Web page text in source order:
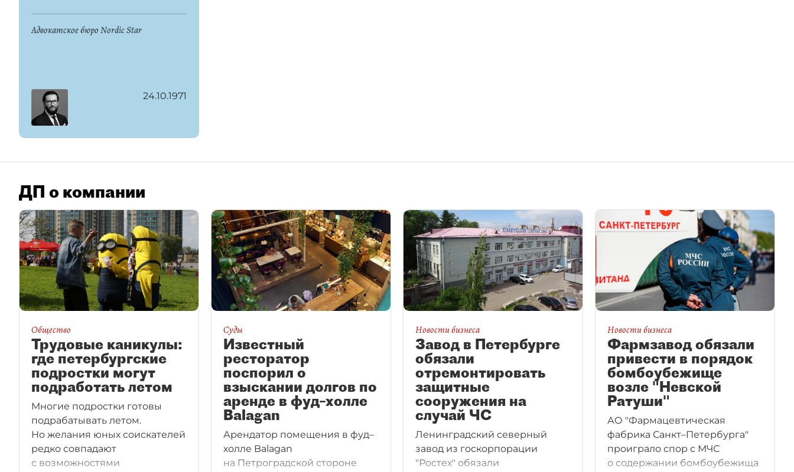
Адвокатское бюро Nordic Star
24.10.1971
ДП о компании
Общество
Трудовые каникулы:
где петербургские
подростки могут
подработать летом
Многие подростки готовы
подрабатывать летом.
Но желания юных соискателей
редко совпадают
с возможностями
Суды
Известный
ресторатор
поспорил о
взыскании долгов по
аренде в фуд–холле
Balagan
Арендатор помещения в фуд–
холле Balagan
на Петроградской стороне
Новости бизнеса
Завод в Петербурге
обязали
отремонтировать
защитные
сооружения на
случай ЧС
Ленинградский северный
завод из госкорпорации
"Ростех" обязали
Новости бизнеса
Фармзавод обязали
привести в порядок
бомбоубежище
возле "Невской
Ратуши"
АО "Фармацевтическая
фабрика Санкт–Петербурга"
проиграло спор с МЧС
о содержании бомбоубежища